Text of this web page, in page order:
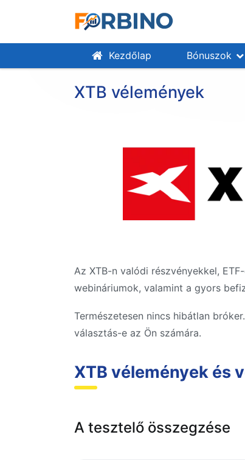
Kezdőlap Bónuszok
XTB vélemények
Az XTB-n valódi részvényekkel,
webináriumok, valamint a gyors
Természetesen nincs hibátlan
választás-e az Ön számára.
XTB vélemények és
A tesztelő összegzése